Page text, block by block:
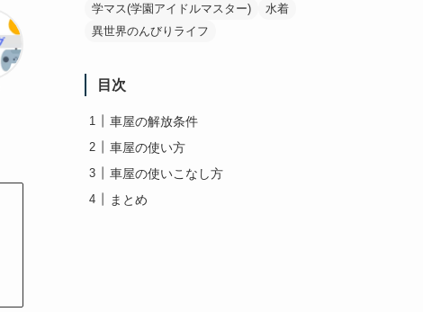
学マス(学園アイドルマスター)
水着
異世界のんびりライフ
目次
車屋の解放条件
車屋の使い方
車屋の使いこなし方
まとめ